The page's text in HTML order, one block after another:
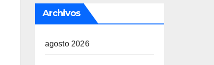
Archivos
agosto 2026